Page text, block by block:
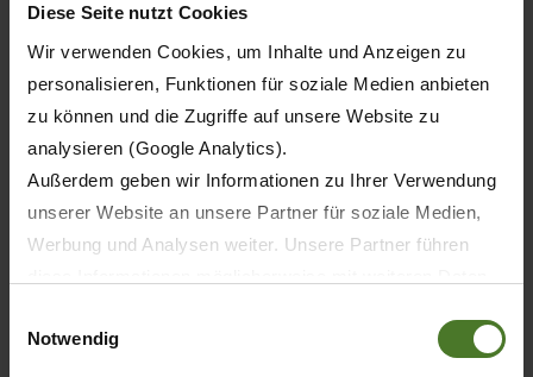
Diese Seite nutzt Cookies
Wir verwenden Cookies, um Inhalte und Anzeigen zu
personalisieren, Funktionen für soziale Medien anbieten
zu können und die Zugriffe auf unsere Website zu
analysieren (Google Analytics).
Außerdem geben wir Informationen zu Ihrer Verwendung
unserer Website an unsere Partner für soziale Medien,
Werbung und Analysen weiter. Unsere Partner führen
sie im Rahmen Ihrer Nutzung der Dienste gesammelt
Notwendig
Customer portal
mykrone.green
LEARN MORE